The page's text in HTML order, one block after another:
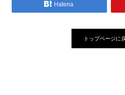
Hatena
トップページに